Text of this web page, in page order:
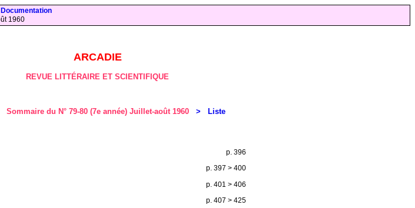
Documentation
1960
ARCADIE
REVUE LITTÉRAIRE ET SCIENTIFIQUE
Sommaire du N° 79-80 (7e année) Juillet-août 1960 > Liste
p. 396
p. 397 > 400
p. 401 > 406
p. 407 > 425